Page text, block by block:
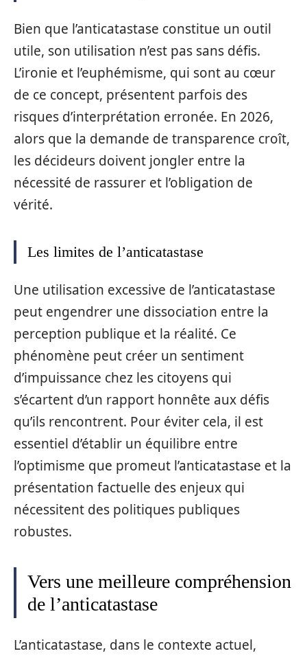
Bien que l’anticatastase constitue un outil
utile, son utilisation n’est pas sans défis.
L’ironie et l’euphémisme, qui sont au cœur
de ce concept, présentent parfois des
risques d’interprétation erronée. En 2026,
alors que la demande de transparence croît,
les décideurs doivent jongler entre la
nécessité de rassurer et l’obligation de
vérité.
Les limites de l’anticatastase
Une utilisation excessive de l’anticatastase
peut engendrer une dissociation entre la
perception publique et la réalité. Ce
phénomène peut créer un sentiment
d’impuissance chez les citoyens qui
s’écartent d’un rapport honnête aux défis
qu’ils rencontrent. Pour éviter cela, il est
essentiel d’établir un équilibre entre
l’optimisme que promeut l’anticatastase et la
présentation factuelle des enjeux qui
nécessitent des politiques publiques
robustes.
Vers une meilleure compréhension
de l’anticatastase
L’anticatastase, dans le contexte actuel,